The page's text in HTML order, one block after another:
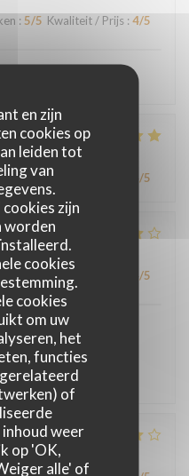
en zijn
cookies op
leiden tot
van
zijn
worden
cookies
cookies
om uw
het
functies
of
weer
op 'OK,
alle' of
: 5/5 Kwaliteit / Prijs : 4/5
eten
:5 /5 Kwaliteit / Prijs /5
: Kwaliteit / Prijs /5
ce fut une agréable
délicieux Nous y